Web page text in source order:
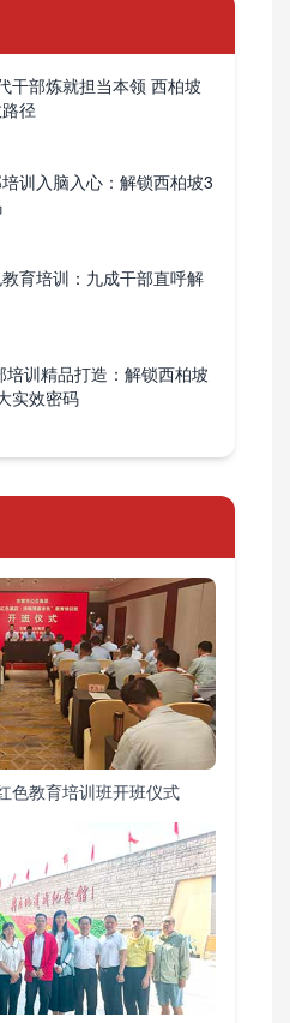
干部炼就担当本领 西柏坡
径
训入脑入心：解锁西柏坡3
育培训：九成干部直呼解
培训精品打造：解锁西柏坡
实效密码
色教育培训班开班仪式